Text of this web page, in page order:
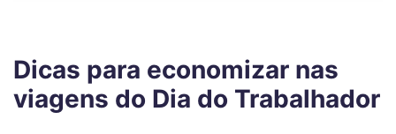
Dicas para economizar nas
viagens do Dia do Trabalhador